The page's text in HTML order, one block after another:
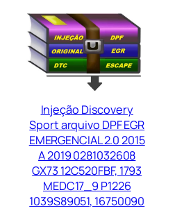
Injeção Discovery
Sport arquivo DPF EGR
EMERGENCIAL 2.0 2015
A 2019 0281032608
GX73 12C520FBF, 1793
MEDC17_9 P1226
1039S89051, 16750090